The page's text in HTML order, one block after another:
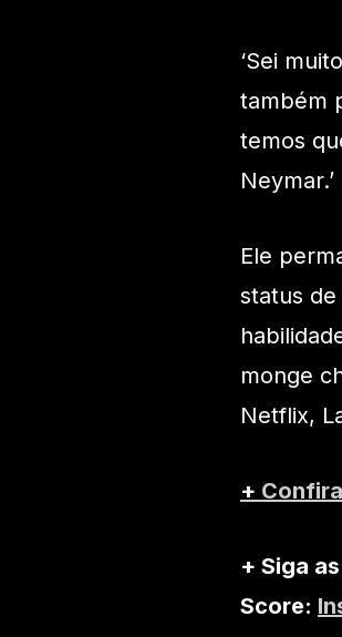
‘Sei
também
temos
Neymar.’
Ele
status
monge
Netflix,
+
+ Siga
Score: